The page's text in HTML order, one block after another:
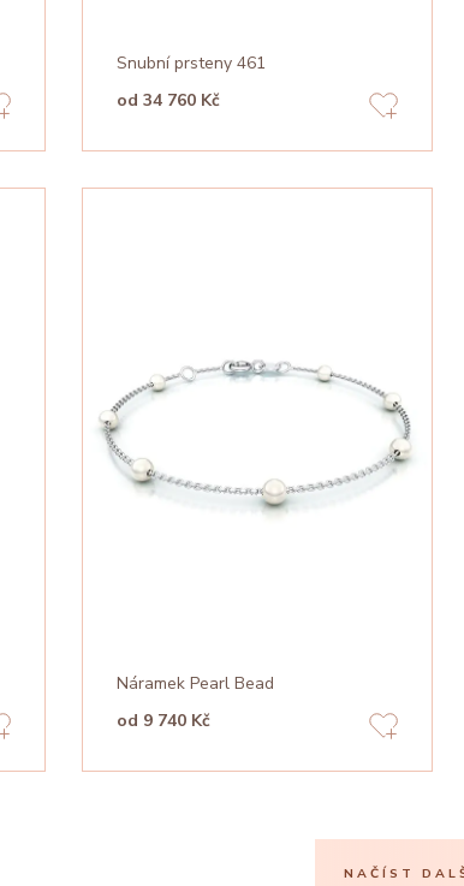
Snubní prsteny 461
od 34 760 Kč
Náramek Pearl Bead
od 9 740 Kč
NAČÍST